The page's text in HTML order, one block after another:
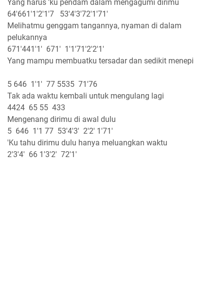
Yang harus 'ku pendam dalam mengagumi dirimu
64'661'1'2'1'7 53'4'3'72'1'71'
Melihatmu genggam tangannya, nyaman di dalam
pelukannya
671'441'1' 671' 1'1'71'2'2'1'
Yang mampu membuatku tersadar dan sedikit menepi
5 646 1'1' 77 5535 71'76
Tak ada waktu kembali untuk mengulang lagi
4424 65 55 433
Mengenang dirimu di awal dulu
5 646 1'1 77 53'4'3' 2'2' 1'71'
'Ku tahu dirimu dulu hanya meluangkan waktu
2'3'4' 66 1'3'2' 72'1'